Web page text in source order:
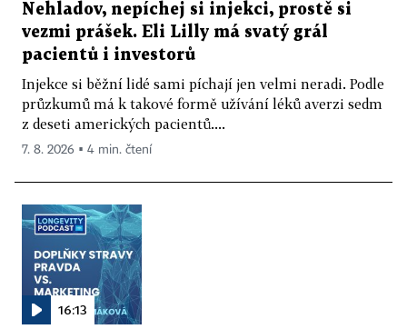
Nehladov, nepíchej si injekci, prostě si
vezmi prášek. Eli Lilly má svatý grál
pacientů i investorů
Injekce si běžní lidé sami píchají jen velmi neradi. Podle
průzkumů má k takové formě užívání léků averzi sedm
z deseti amerických pacientů....
7. 8. 2026 ▪ 4 min. čtení
16:13